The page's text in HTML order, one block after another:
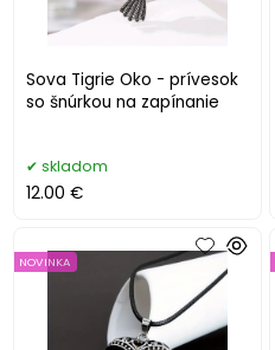
Sova Tigrie Oko - prívesok
so šnúrkou na zapínanie
skladom
12.00 €
NOVINKA